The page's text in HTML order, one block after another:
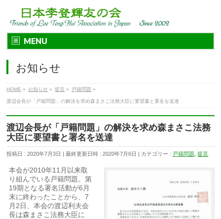
MENU
お知らせ
HOME » お知らせ » 提言 » 戸籍問題 »
渡辺会長が「戸籍問題」の解決を求め森まさこ法務大臣に要望書と署名を送達
渡辺会長が「戸籍問題」の解決を求め森まさこ法務
大臣に要望書と署名を送達
投稿日 : 2020年7月3日 最終更新日時 : 2020年7月6日 カテゴリー : 戸籍問題 ,提言
本会が2010年11月以来取
り組んでいる戸籍問題。第
19期となる署名活動が6月
末に終わったことから、7
月2日、本会の渡辺利夫会
長は森まさこ法務大臣に